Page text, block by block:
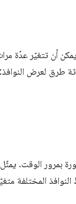
أن تتغيّر عدّة
طرق لعرض النوافذ:
بمرور الوقت.
المختلفة